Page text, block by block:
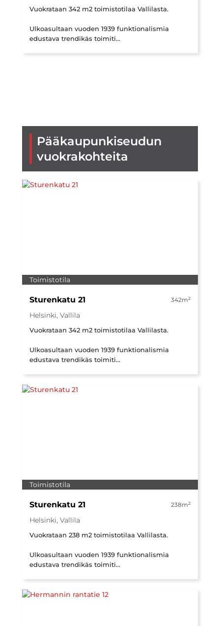
Vuokrataan 342 m2 toimistotilaa Vallilasta.
Ulkoasultaan vuoden 1939 funktionalismia
edustava trendikäs toimiti...
Pääkaupunkiseudun
vuokrakohteita
Toimistotila
Sturenkatu 21 342m2
Helsinki, Vallila
Vuokrataan 342 m2 toimistotilaa Vallilasta.
Ulkoasultaan vuoden 1939 funktionalismia
edustava trendikäs toimiti...
Toimistotila
Sturenkatu 21 238m2
Helsinki, Vallila
Vuokrataan 238 m2 toimistotilaa Vallilasta.
Ulkoasultaan vuoden 1939 funktionalismia
edustava trendikäs toimiti...